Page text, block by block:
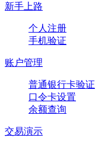
新手上路
个人注册
手机验证
账户管理
普通银行卡验证
口令卡设置
余额查询
交易演示